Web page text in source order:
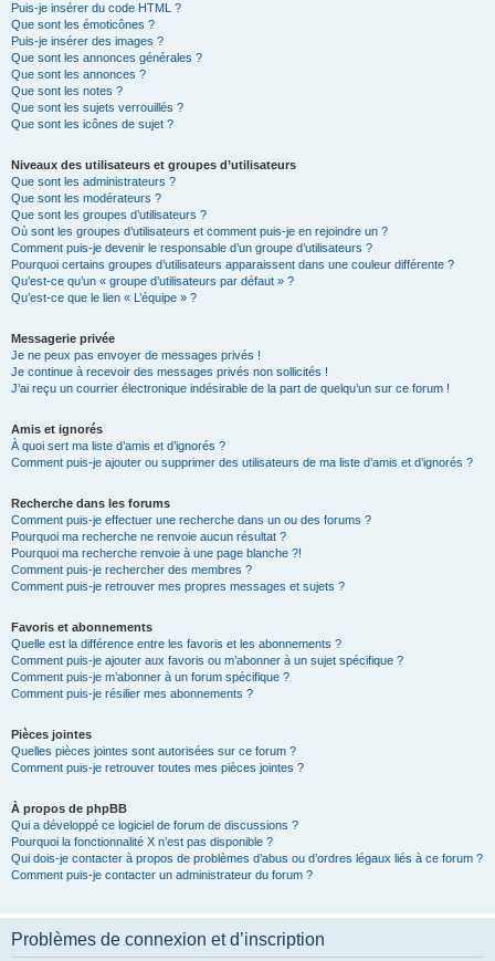
Puis-je insérer du code HTML ?
Que sont les émoticônes ?
Puis-je insérer des images ?
Que sont les annonces générales ?
Que sont les annonces ?
Que sont les notes ?
Que sont les sujets verrouillés ?
Que sont les icônes de sujet ?
Niveaux des utilisateurs et groupes d’utilisateurs
Que sont les administrateurs ?
Que sont les modérateurs ?
Que sont les groupes d’utilisateurs ?
Où sont les groupes d’utilisateurs et comment puis-je en rejoindre un ?
Comment puis-je devenir le responsable d’un groupe d’utilisateurs ?
Pourquoi certains groupes d’utilisateurs apparaissent dans une couleur différente ?
Qu’est-ce qu’un « groupe d’utilisateurs par défaut » ?
Qu’est-ce que le lien « L’équipe » ?
Messagerie privée
Je ne peux pas envoyer de messages privés !
Je continue à recevoir des messages privés non sollicités !
J’ai reçu un courrier électronique indésirable de la part de quelqu’un sur ce forum !
Amis et ignorés
À quoi sert ma liste d’amis et d’ignorés ?
Comment puis-je ajouter ou supprimer des utilisateurs de ma liste d’amis et d’ignorés ?
Recherche dans les forums
Comment puis-je effectuer une recherche dans un ou des forums ?
Pourquoi ma recherche ne renvoie aucun résultat ?
Pourquoi ma recherche renvoie à une page blanche ?!
Comment puis-je rechercher des membres ?
Comment puis-je retrouver mes propres messages et sujets ?
Favoris et abonnements
Quelle est la différence entre les favoris et les abonnements ?
Comment puis-je ajouter aux favoris ou m’abonner à un sujet spécifique ?
Comment puis-je m’abonner à un forum spécifique ?
Comment puis-je résilier mes abonnements ?
Pièces jointes
Quelles pièces jointes sont autorisées sur ce forum ?
Comment puis-je retrouver toutes mes pièces jointes ?
À propos de phpBB
Qui a développé ce logiciel de forum de discussions ?
Pourquoi la fonctionnalité X n’est pas disponible ?
Qui dois-je contacter à propos de problèmes d’abus ou d’ordres légaux liés à ce forum ?
Comment puis-je contacter un administrateur du forum ?
Problèmes de connexion et d’inscription